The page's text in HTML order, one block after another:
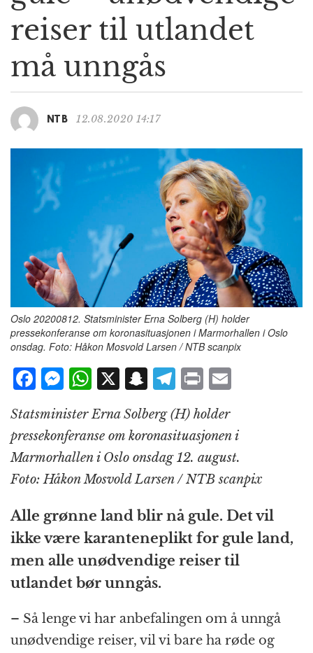
a
t
reiser til utlandet
må unngås
NTB 12.08.2020 14:17
Oslo 20200812. Statsminister Erna Solberg (H) holder
pressekonferanse om koronasituasjonen i Marmorhallen i Oslo
onsdag. Foto: Håkon Mosvold Larsen / NTB scanpix
F
c
e
b
o
o
k
M
e
ss
e
n
g
e
r
W
at
s
A
p
p
X S
a
p
c
h
at
T
el
e
g
r
a
m
P
ri
n
t
ai
l
Statsminister Erna Solberg (H) holder
pressekonferanse om koronasituasjonen i
Marmorhallen i Oslo onsdag 12. august.
Foto: Håkon Mosvold Larsen / NTB scanpix
Alle grønne land blir nå gule. Det vil
ikke være karanteneplikt for gule land,
men alle unødvendige reiser til
utlandet bør unngås.
– Så lenge vi har anbefalingen om å unngå
unødvendige reiser, vil vi bare ha røde og